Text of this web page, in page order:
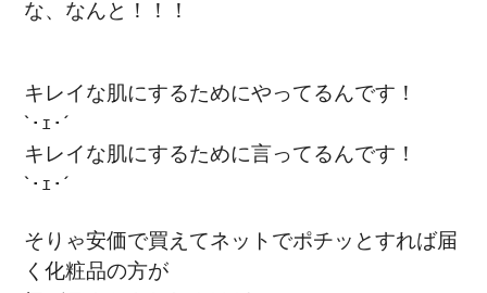
な、なんと！！！
キレイな肌にするためにやってるんです！
`･ｪ･´
キレイな肌にするために言ってるんです！
`･ｪ･´
そりゃ安価で買えてネットでポチッとすれば届
く化粧品の方が